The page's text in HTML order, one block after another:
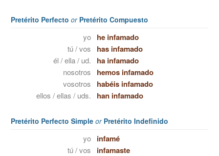
Pretérito Perfecto orPretérito Compuesto
yo he infamado
tú / vos has infamado
él / ella / ud. ha infamado
nosotros hemos infamado
vosotros habéis infamado
ellos / ellas / uds. han infamado
Pretérito Perfecto Simple orPretérito Indefinido
yo infamé
tú / vos infamaste